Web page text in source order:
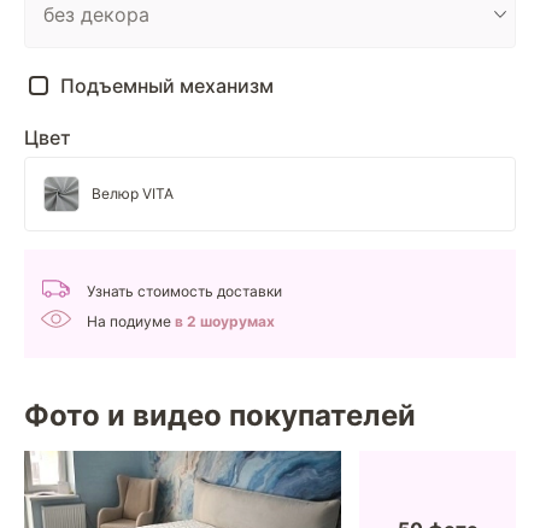
Подъемный механизм
Цвет
Велюр VITA
Узнать стоимость доставки
На подиуме в 2 шоурумах
Фото и видео покупателей